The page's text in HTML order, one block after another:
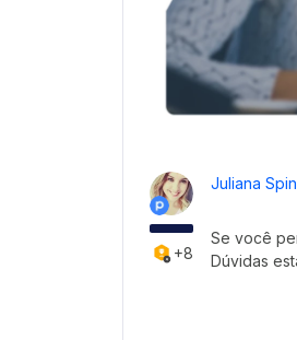
+8
Juliana
Se você
Dúvidas